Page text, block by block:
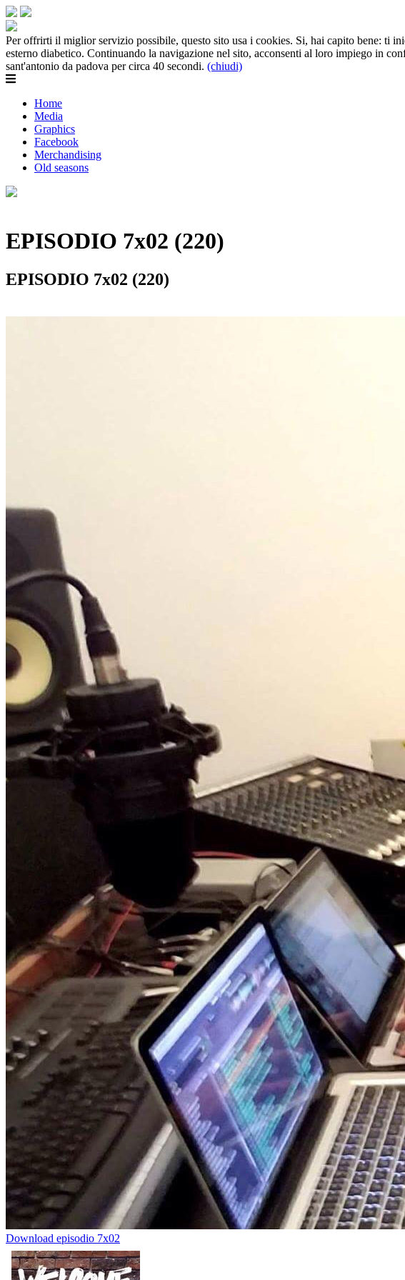
Per offrirti il miglior servizio possibile, questo sito usa i cookies. Si, hai capito bene: ti
esterno diabetico. Continuando la navigazione nel sito, acconsenti al loro impiego in
sant'antonio da padova per circa 40 secondi. (chiudi)
Home
Media
Graphics
Facebook
Merchandising
Old seasons
EPISODIO 7x02 (220)
EPISODIO 7x02 (220)
Download episodio 7x02